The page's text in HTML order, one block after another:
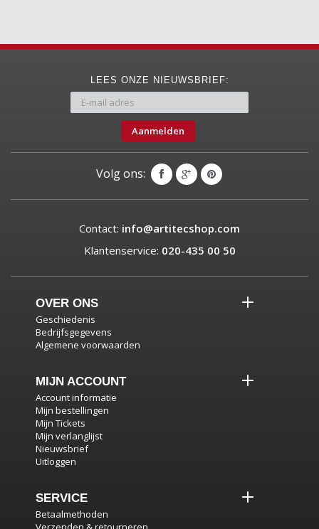
LEES ONZE NIEUWSBRIEF:
Aanmelden
Volg ons:
Contact: info@artitecshop.com
Klantenservice: 020-435 00 50
OVER ONS
Geschiedenis
Bedrijfsgegevens
Algemene voorwaarden
MIJN ACCOUNT
Account informatie
Mijn bestellingen
Mijn Tickets
Mijn verlanglijst
Nieuwsbrief
Uitloggen
SERVICE
Betaalmethoden